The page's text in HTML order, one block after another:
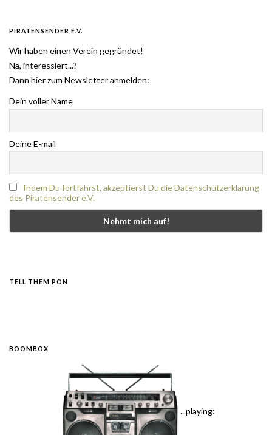
PIRATENSENDER E.V.
Wir haben einen Verein gegründet!
Na, interessiert...?
Dann hier zum Newsletter anmelden:
Dein voller Name
Deine E-mail
Indem Du fortfährst, akzeptierst Du die Datenschutzerklärung
des Piratensender e.V.
TELL THEM PON
BOOMBOX
...playing: